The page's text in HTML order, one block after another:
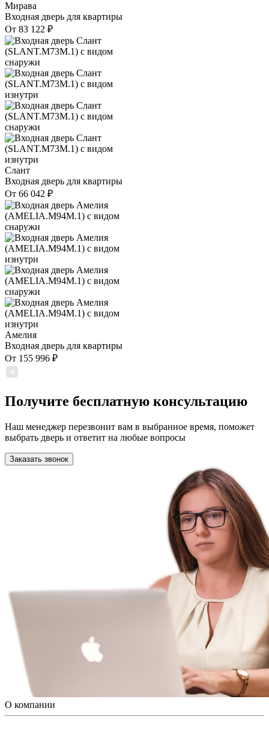
Мирава
Входная дверь для квартиры
От 83 122 ₽
Слант
Входная дверь для квартиры
От 66 042 ₽
Амелия
Входная дверь для квартиры
От 155 996 ₽
Получите бесплатную консультацию
Наш менеджер перезвонит вам в выбранное время, поможет
выбрать дверь и ответит на любые вопросы
Заказать звонок
О компании